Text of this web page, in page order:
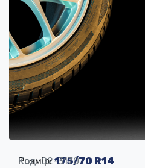
Розмір:175/70 R14
Код: 02-3170